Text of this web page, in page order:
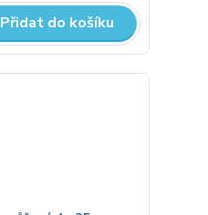
Přidat do košíku